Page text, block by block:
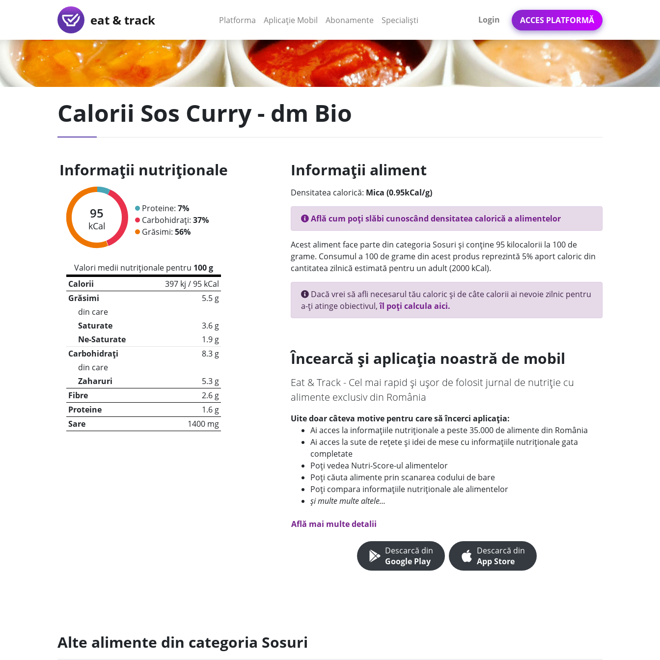
eat & track Platforma (current)
Aplicație Mobil (current)
Abonamente Specialiști Login ACCES PLATFORMĂ
Calorii Sos Curry - dm Bio
Informații nutriționale
95
kCal
Proteine: 7%
Carbohidrați: 37%
Grăsimi: 56%
Valori medii nutriționale pentru 100 g
Calorii
397 kj / 95 kCal
Grăsimi
5.5 g
din care
Saturate
3.6 g
Ne-Saturate
1.9 g
Carbohidrați
8.3 g
din care
Zaharuri
5.3 g
Fibre
2.6 g
Proteine
1.6 g
Sare
1400 mg
Informații aliment
Densitatea calorică: Mica (0.95kCal/g)
Află cum poți slăbi cunoscând densitatea calorică a alimentelor
Acest aliment face parte din categoria Sosuri și conține 95 kilocalorii la 100 de
grame. Consumul a 100 de grame din acest produs reprezintă 5% aport caloric din
cantitatea zilnică estimată pentru un adult (2000 kCal).
Dacă vrei să afli necesarul tău caloric și de câte calorii ai nevoie zilnic pentru
a-ți atinge obiectivul,îl poți calcula aici.
Încearcă și aplicația noastră de mobil
Eat & Track - Cel mai rapid și ușor de folosit jurnal de nutriție cu
alimente exclusiv din România
Uite doar câteva motive pentru care să încerci aplicația:
Ai acces la informațiile nutriționale a peste 35.000 de alimente din România
Ai acces la sute de rețete și idei de mese cu informațiile nutriționale gata
completate
Poți vedea Nutri-Score-ul alimentelor
Poți căuta alimente prin scanarea codului de bare
Poți compara informațiile nutriționale ale alimentelor
și multe multe altele...
Află mai multe detalii
Descarcă din
Google Play
Descarcă din
App Store
Alte alimente din categoria Sosuri